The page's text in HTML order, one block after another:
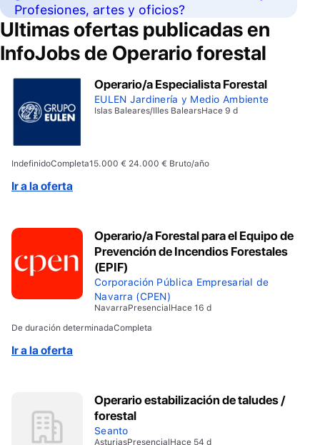
Profesiones, artes y oficios?
Ultimas ofertas publicadas en
InfoJobs de Operario forestal
Operario/a Especialista Forestal
EULEN Jardinería y Medio Ambiente
Islas Baleares/Illes BalearsHace 9 d
IndefinidoCompleta15.000 € 24.000 € Bruto/año
Ir a la oferta
Operario/a Forestal para el Equipo de
Prevención de Incendios Forestales
(EPIF)
Corporación Pública Empresarial de
Navarra (CPEN)
NavarraPresencialHace 16 d
De duración determinadaCompleta
Ir a la oferta
Operario estabilización de taludes /
forestal
Seanto
AsturiasPresencialHace 54 d